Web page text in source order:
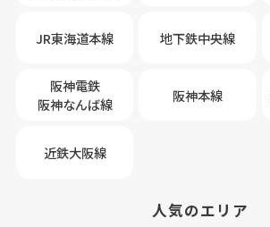
JR東海道本線 地下鉄中央線
阪神電鉄
阪神なんば線
阪神本線
近鉄大阪線
人気のエリア